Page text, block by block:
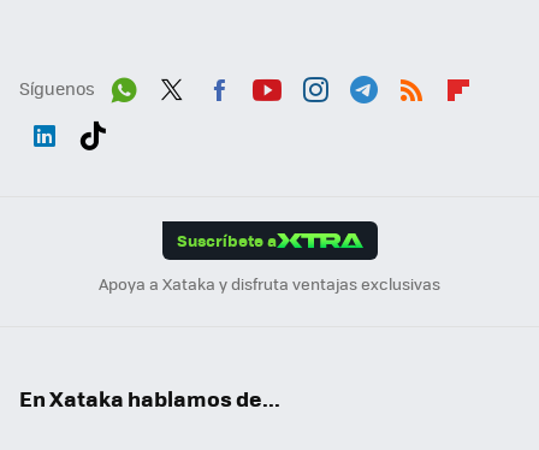
Síguenos
Suscríbete a
Apoya a Xataka y disfruta ventajas exclusivas
En Xataka hablamos de...